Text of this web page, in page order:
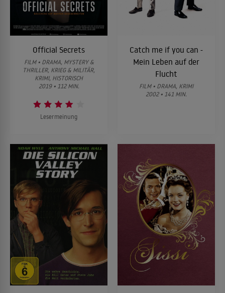
Official Secrets
FILM • DRAMA, MYSTERY &
THRILLER, KRIEG & MILITÄR,
KRIMI, HISTORISCH
2019 • 112 MIN.
Lesermeinung
Catch me if you can -
Mein Leben auf der
Flucht
FILM • DRAMA, KRIMI
2002 • 141 MIN.